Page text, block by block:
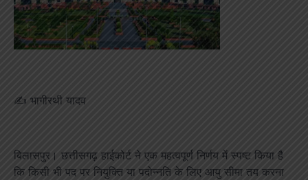
✍️ भागीरथी यादव
बिलासपुर। छत्तीसगढ़ हाईकोर्ट ने एक महत्वपूर्ण निर्णय में स्पष्ट किया है
कि किसी भी पद पर नियुक्ति या पदोन्नति के लिए आयु सीमा तय करना